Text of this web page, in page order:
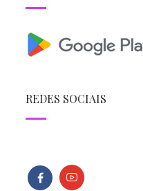
REDES SOCIAIS